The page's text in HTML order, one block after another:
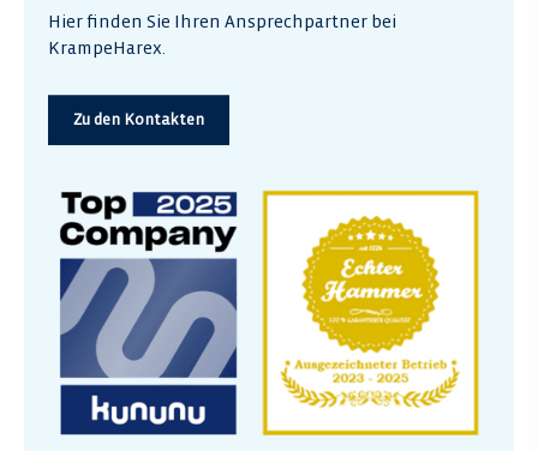
Hier finden Sie Ihren Ansprechpartner bei
KrampeHarex.
Zu den Kontakten